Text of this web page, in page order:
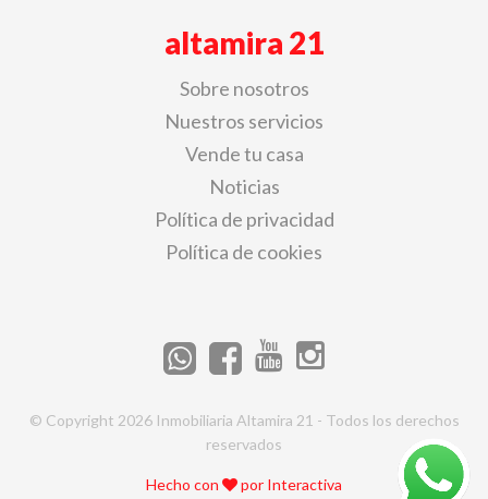
altamira 21
Sobre nosotros
Nuestros servicios
Vende tu casa
Noticias
Política de privacidad
Política de cookies
© Copyright 2026 Inmobiliaria Altamira 21 - Todos los derechos
reservados
Hecho con por Interactiva